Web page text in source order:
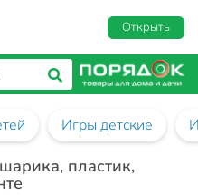
Открыть
Игры детские
пластик,